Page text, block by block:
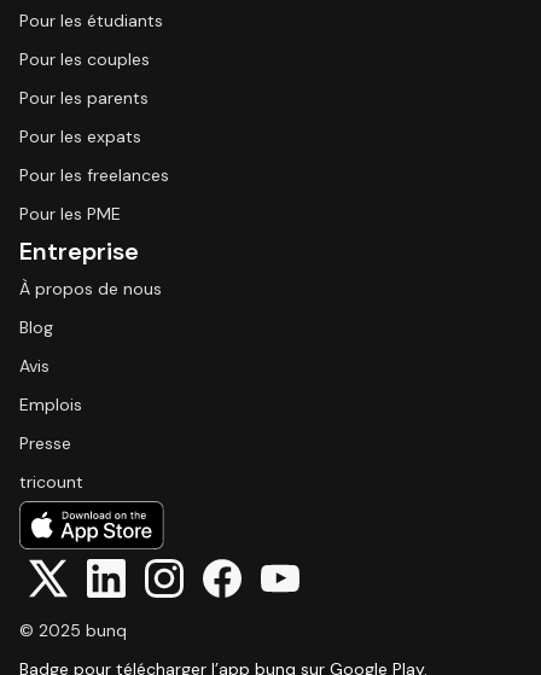
Pour les étudiants
Pour les couples
Pour les parents
Pour les expats
Pour les freelances
Pour les PME
Entreprise
À propos de nous
Blog
Avis
Emplois
Presse
tricount
© 2025 bunq
Badge pour télécharger l’app bunq sur Google Play.